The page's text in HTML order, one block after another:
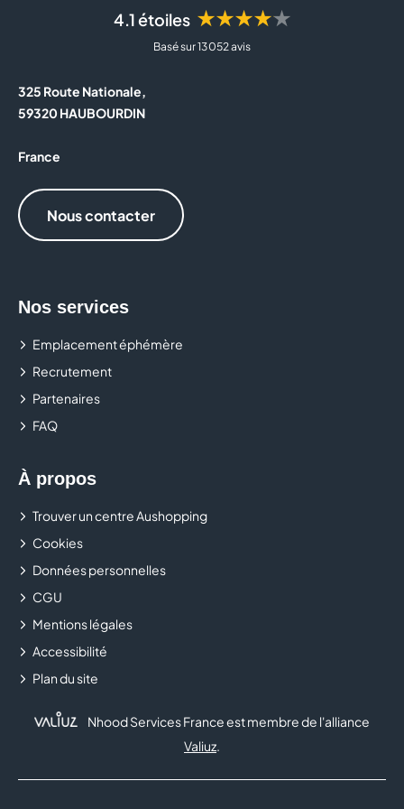
Bracelets et bracelets de cheville
Montres
en bois et accessoires mode
À la recherche d’un bijou tendance à petit prix ?
Besoin d’une idée cadeau pour une occasion
accompagne pour trouver le bijou qui vous
correspond.
découvrir des collections tendance et accessibles.
4.1 étoiles ★★★★★
Basé sur 13 052 avis
325 Route Nationale,
59320 HAUBOURDIN
France
Nous contacter
Nos services
Emplacement éphémère
Recrutement
Partenaires
FAQ
À propos
Trouver un centre Aushopping
Cookies
Données personnelles
CGU
Mentions légales
Accessibilité
Plan du site
Nhood Services France est membre de l'alliance
Valiuz.